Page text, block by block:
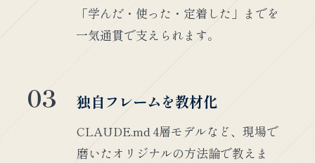
「学んだ・使った・定着した」までを
一気通貫で支えられます。
03 独自フレームを教材化
CLAUDE.md 4層モデルなど、現場で
磨いたオリジナルの方法論で教えま